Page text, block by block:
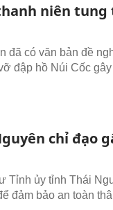
niên tung
đã có văn bản đề
đập hồ Núi Cốc
chỉ đạo
Tỉnh ủy tỉnh Thái
đảm bảo an toàn